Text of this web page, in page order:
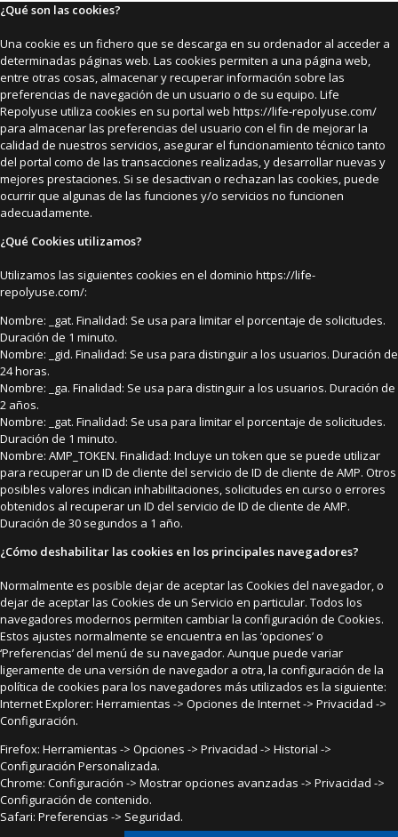
¿Qué son las cookies?
Una cookie es un fichero que se descarga en su ordenador al acceder a
determinadas páginas web. Las cookies permiten a una página web,
entre otras cosas, almacenar y recuperar información sobre las
preferencias de navegación de un usuario o de su equipo. Life
Repolyuse utiliza cookies en su portal web https://life-repolyuse.com/
para almacenar las preferencias del usuario con el fin de mejorar la
calidad de nuestros servicios, asegurar el funcionamiento técnico tanto
del portal como de las transacciones realizadas, y desarrollar nuevas y
mejores prestaciones. Si se desactivan o rechazan las cookies, puede
ocurrir que algunas de las funciones y/o servicios no funcionen
adecuadamente.
¿Qué Cookies utilizamos?
Utilizamos las siguientes cookies en el dominio https://life-
repolyuse.com/:
Nombre: _gat. Finalidad: Se usa para limitar el porcentaje de solicitudes.
Duración de 1 minuto.
Nombre: _gid. Finalidad: Se usa para distinguir a los usuarios. Duración de
24 horas.
Nombre: _ga. Finalidad: Se usa para distinguir a los usuarios. Duración de
2 años.
Nombre: _gat. Finalidad: Se usa para limitar el porcentaje de solicitudes.
Duración de 1 minuto.
Nombre: AMP_TOKEN. Finalidad: Incluye un token que se puede utilizar
para recuperar un ID de cliente del servicio de ID de cliente de AMP. Otros
posibles valores indican inhabilitaciones, solicitudes en curso o errores
obtenidos al recuperar un ID del servicio de ID de cliente de AMP.
Duración de 30 segundos a 1 año.
¿Cómo deshabilitar las cookies en los principales navegadores?
Normalmente es posible dejar de aceptar las Cookies del navegador, o
dejar de aceptar las Cookies de un Servicio en particular. Todos los
navegadores modernos permiten cambiar la configuración de Cookies.
Estos ajustes normalmente se encuentra en las ‘opciones’ o
‘Preferencias’ del menú de su navegador. Aunque puede variar
ligeramente de una versión de navegador a otra, la configuración de la
política de cookies para los navegadores más utilizados es la siguiente:
Internet Explorer: Herramientas -> Opciones de Internet -> Privacidad ->
Configuración.
Firefox: Herramientas -> Opciones -> Privacidad -> Historial ->
Configuración Personalizada.
Chrome: Configuración -> Mostrar opciones avanzadas -> Privacidad ->
Configuración de contenido.
Safari: Preferencias -> Seguridad.